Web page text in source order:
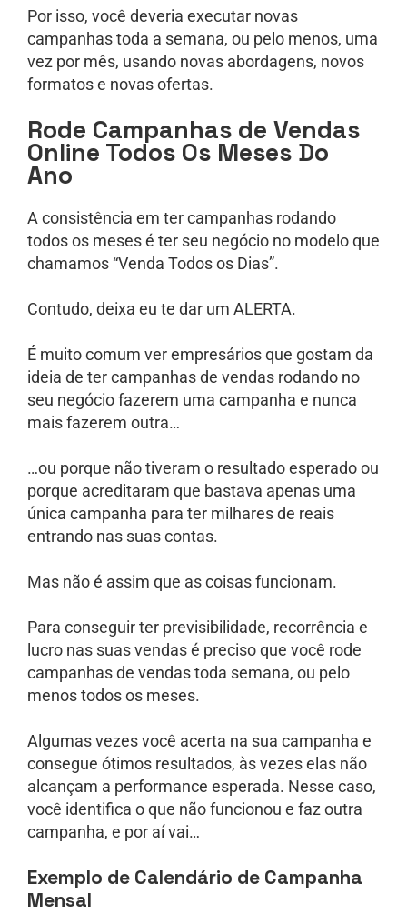
Por isso, você deveria executar novas
campanhas toda a semana, ou pelo menos, uma
vez por mês, usando novas abordagens, novos
formatos e novas ofertas.
Rode Campanhas de Vendas
Online Todos Os Meses Do
Ano
A consistência em ter campanhas rodando
todos os meses é ter seu negócio no modelo que
chamamos “Venda Todos os Dias”.
Contudo, deixa eu te dar um ALERTA.
É muito comum ver empresários que gostam da
ideia de ter campanhas de vendas rodando no
seu negócio fazerem uma campanha e nunca
mais fazerem outra…
…ou porque não tiveram o resultado esperado ou
porque acreditaram que bastava apenas uma
única campanha para ter milhares de reais
entrando nas suas contas.
Mas não é assim que as coisas funcionam.
Para conseguir ter previsibilidade, recorrência e
lucro nas suas vendas é preciso que você rode
campanhas de vendas toda semana, ou pelo
menos todos os meses.
Algumas vezes você acerta na sua campanha e
consegue ótimos resultados, às vezes elas não
alcançam a performance esperada. Nesse caso,
você identifica o que não funcionou e faz outra
campanha, e por aí vai…
Exemplo de Calendário de Campanha
Mensal